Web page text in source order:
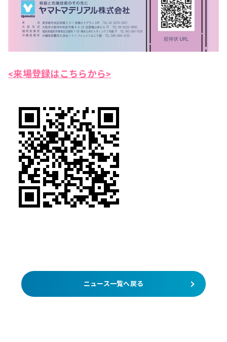
<来場登録はこちらから>
ニュース一覧へ戻る